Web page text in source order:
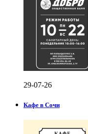
29-07-26
Кафе в Сочи